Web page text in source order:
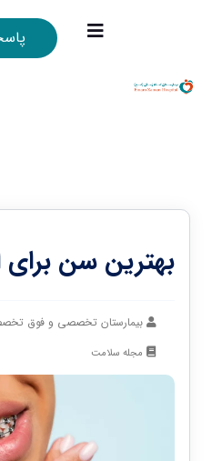
بهترین سن برای
بیمارستان تخصصی و فوق
مجله سلامت